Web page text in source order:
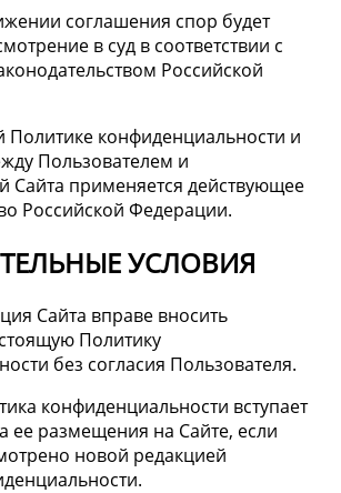
соглашения спор будет
в суд в соответствии с
Российской
Политике конфиденциальности и
Пользователем и
Сайта применяется действующее
Российской Федерации.
УСЛОВИЯ
Сайта вправе вносить
Политику
без согласия Пользователя.
конфиденциальности вступает
ее размещения на Сайте, если
новой редакцией